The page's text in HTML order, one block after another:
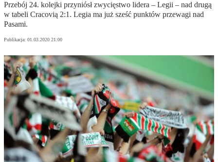
Przebój 24. kolejki przyniósł zwycięstwo lidera – Legii – nad drugą
w tabeli Cracovią 2:1. Legia ma już sześć punktów przewagi nad
Pasami.
Publikacja: 01.03.2020 21:00